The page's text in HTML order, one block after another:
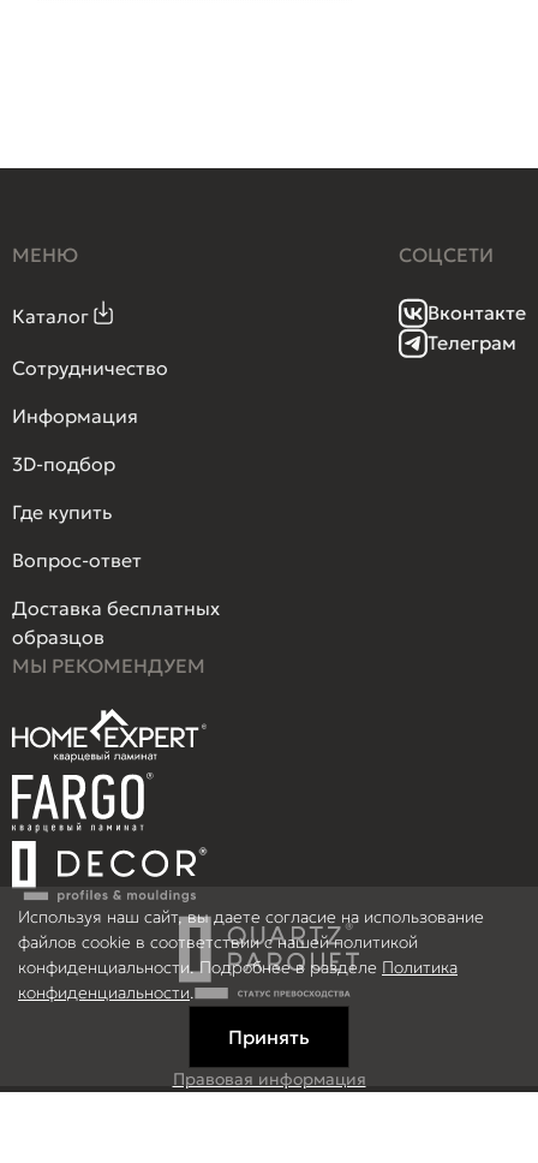
Правовая информация
МЕНЮ
Каталог
Сотрудничество
Информация
3D-подбор
Где купить
Вопрос-ответ
Доставка бесплатных
образцов
СОЦСЕТИ
Вконтакте
Телеграм
МЫ РЕКОМЕНДУЕМ
Используя наш сайт, вы даете согласие на использование
файлов cookie в соответствии с нашей политикой
конфиденциальности. Подробнее в разделе Политика
конфиденциальности.
Принять